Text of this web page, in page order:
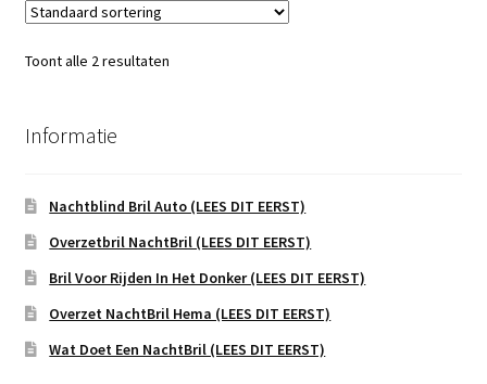
Toont alle 2 resultaten
Informatie
Nachtblind Bril Auto (LEES DIT EERST)
Overzetbril NachtBril (LEES DIT EERST)
Bril Voor Rijden In Het Donker (LEES DIT EERST)
Overzet NachtBril Hema (LEES DIT EERST)
Wat Doet Een NachtBril (LEES DIT EERST)